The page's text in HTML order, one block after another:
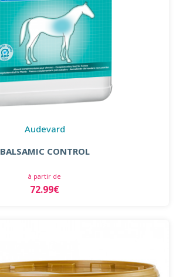
Audevard
BALSAMIC CONTROL
à partir de
72.99€